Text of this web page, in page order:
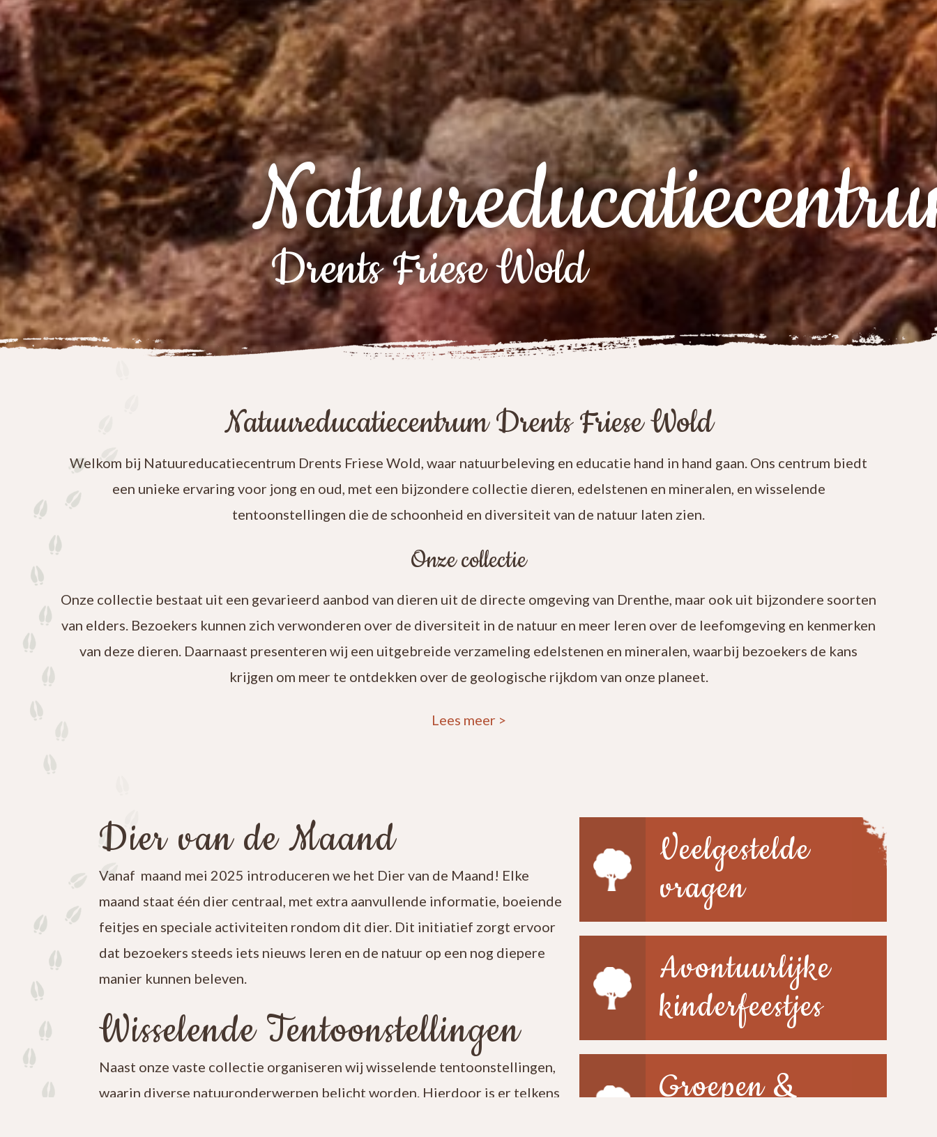
Drents Friese Wold
Natuureducatiecentrum Drents Friese Wold
Welkom bij Natuureducatiecentrum Drents Friese Wold, waar natuurbeleving en educatie hand in hand gaan. Ons centrum biedt
een unieke ervaring voor jong en oud, met een bijzondere collectie dieren, edelstenen en mineralen, en wisselende
tentoonstellingen die de schoonheid en diversiteit van de natuur laten zien.
Onze collectie
Onze collectie bestaat uit een gevarieerd aanbod van dieren uit de directe omgeving van Drenthe, maar ook uit bijzondere soorten
van elders. Bezoekers kunnen zich verwonderen over de diversiteit in de natuur en meer leren over de leefomgeving en kenmerken
van deze dieren. Daarnaast presenteren wij een uitgebreide verzameling edelstenen en mineralen, waarbij bezoekers de kans
krijgen om meer te ontdekken over de geologische rijkdom van onze planeet.
Lees meer >
Dier van de Maand
Vanaf maand mei 2025 introduceren we het Dier van de Maand! Elke
maand staat één dier centraal, met extra aanvullende informatie, boeiende
feitjes en speciale activiteiten rondom dit dier. Dit initiatief zorgt ervoor
dat bezoekers steeds iets nieuws leren en de natuur op een nog diepere
manier kunnen beleven.
Wisselende Tentoonstellingen
Naast onze vaste collectie organiseren wij wisselende tentoonstellingen,
waarin diverse natuuronderwerpen belicht worden. Hierdoor is er telkens
Veelgestelde
vragen
Avontuurlijke
kinderfeestjes
Groepen &